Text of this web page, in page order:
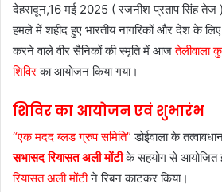
देहरादून,16 मई 2025 ( रजनीश प्रताप सिंह
हमले में शहीद हुए भारतीय नागरिकों और देश के लिए
करने वाले वीर सैनिकों की स्मृति में आजतेलीवाला
शिविरका आयोजन किया गया।
शिविर का आयोजन एवं शुभारंभ
“एक मदद ब्लड ग्रुप समिति” डोईवाला के
सभासद रियासत अली मोंटीके सहयोग से आयोजित
रियासत अली मोंटीने रिबन काटकर किया।